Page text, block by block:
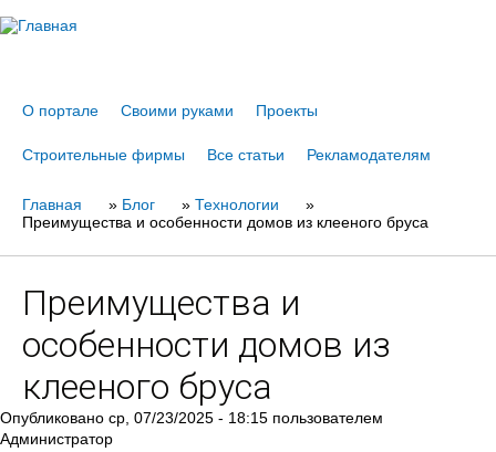
О портале Своими руками Проекты
Строительные фирмы Все статьи Рекламодателям
Вы
Главная » Блог » Технологии
»
Преимущества и особенности домов из клееного бруса
Преимущества и
особенности домов из
клееного бруса
Опубликовано ср, 07/23/2025 - 18:15 пользователем
Администратор